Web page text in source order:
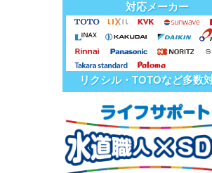
対応メーカー
リクシル・TOTOなど多数